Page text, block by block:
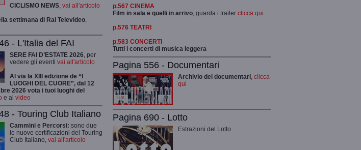
CICLISMO NEWS, vai all'articolo
settimana di Rai Televideo,
- L'Italia del FAI
SERE FAI D’ESTATE 2026, per
vedere gli eventi vai all'articolo
Al via la XIII edizione de “I
LUOGHI DEL CUORE”, dal 12
2026 vota i tuoi luoghi del
e al video
- Touring Club Italiano
Cammini e Percorsi: sono due
le nuove certificazioni del Touring
Club Italiano, vai all'articolo
p.567 CINEMA
Film in sala e quelli in arrivo , guarda i trailer clicca qui
p.576 TEATRI
p.583 CONCERTI
Tutti i concerti di musica leggera
Pagina 556 - Documentari
Archivio dei documentari clicca
qui
Pagina 690 - Lotto
Estrazioni del Lotto